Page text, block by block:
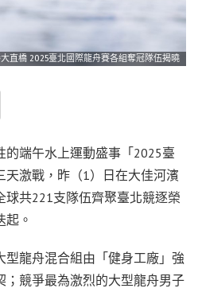
直橋 2025臺北國際龍舟賽各組奪冠隊伍揭曉
端午水上運動盛事「2025臺
天激戰，昨（1）日在大佳河濱
共221支隊伍齊聚臺北競逐榮
。
龍舟混合組由「健身工廠」強
；競爭最為激烈的大型龍舟男子